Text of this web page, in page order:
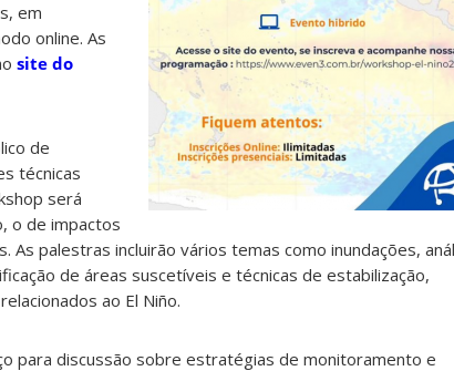
em
online. As
site do
de
técnicas
será
o de impactos
As palestras incluirão vários temas como inundações,
de áreas suscetíveis e técnicas de estabilização,
ao El Niño.
para discussão sobre estratégias de monitoramento e